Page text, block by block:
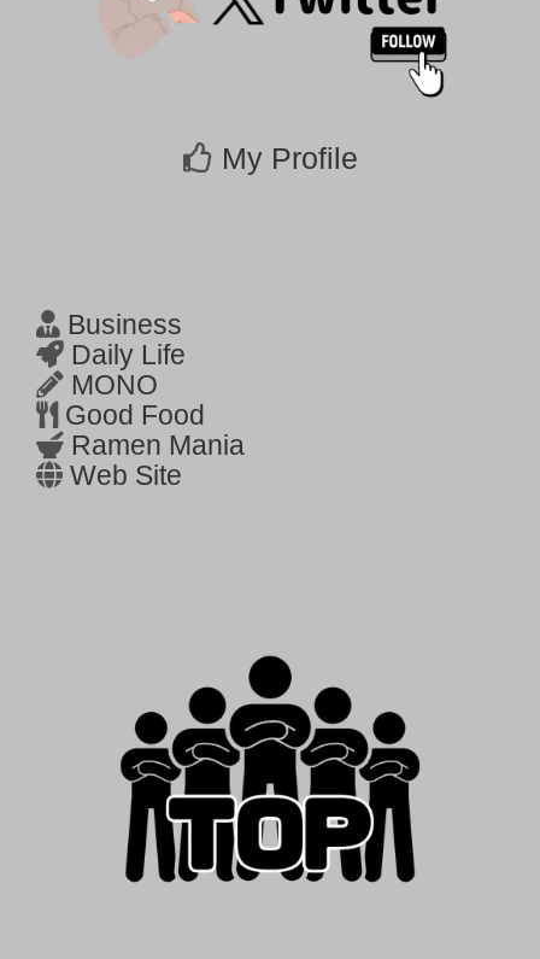
My Profile
Business
Daily Life
MONO
Good Food
Ramen Mania
Web Site